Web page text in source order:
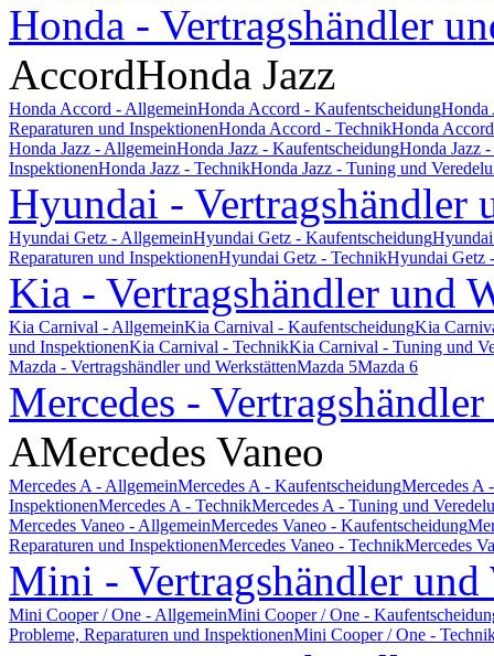
Honda - Vertragshändler
AccordHonda Jazz
Honda Accord - AllgemeinHonda Accord - KaufentscheidungHonda
Reparaturen und InspektionenHonda Accord - TechnikHonda
Honda Jazz - AllgemeinHonda Jazz - KaufentscheidungHonda Jazz
InspektionenHonda Jazz - TechnikHonda Jazz - Tuning und
Hyundai - Vertragshändler
Hyundai Getz - AllgemeinHyundai Getz - Kaufentscheidung
Reparaturen und InspektionenHyundai Getz - TechnikHyundai Getz
Kia - Vertragshändler und
Kia Carnival - AllgemeinKia Carnival - KaufentscheidungKia
und InspektionenKia Carnival - TechnikKia Carnival - Tuning und
Mazda - Vertragshändler und WerkstättenMazda 5Mazda 6
Mercedes -
AMercedes Vaneo
Mercedes A - AllgemeinMercedes A - KaufentscheidungMercedes A
InspektionenMercedes A - TechnikMercedes A - Tuning und
Mercedes Vaneo - AllgemeinMercedes Vaneo - Kaufentscheidung
Reparaturen und InspektionenMercedes Vaneo - TechnikMercedes
Mini - Vertragshändler und
Mini Cooper / One - AllgemeinMini Cooper / One -
Probleme, Reparaturen und InspektionenMini Cooper / One -